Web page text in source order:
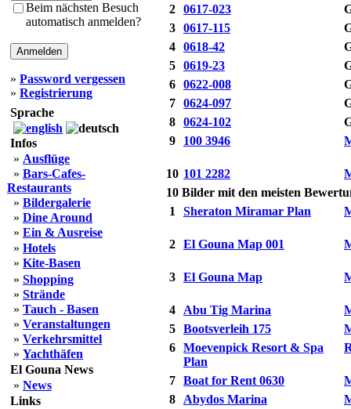
Beim nächsten Besuch
automatisch anmelden?
» Password vergessen
» Registrierung
Sprache
Infos
» Ausflüge
» Bars-Cafes-
Restaurants
» Bildergalerie
» Dine Around
» Ein & Ausreise
» Hotels
» Kite-Basen
» Shopping
» Strände
» Tauch - Basen
» Veranstaltungen
» Verkehrsmittel
» Yachthäfen
El Gouna News
» News
Links
2 0617-023
3 0617-115
4 0618-42
5 0619-23
6 0622-008
7 0624-097
8 0624-102
9
100 3946
10 101 2282
10 Bilder mit den meisten
1
Sheraton Miramar Plan
2 El Gouna Map 001
3 El Gouna Map
4 Abu Tig Marina
5 Bootsverleih 175
6 Moevenpick Resort & Spa
Plan
7 Boat for Rent 0630
8
Abydos Marina